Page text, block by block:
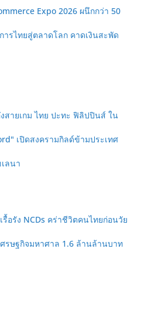
Expo 2026 ผนึกกว่า 50
รไทยสู่ตลาดโลก คาดเงินสะพัด
สายเกม ไทย ปะทะ ฟิลิปปินส์ ใน
เปิดสงครามกิลด์ข้ามประเทศ
ลนา
รื้อรัง NCDs คร่าชีวิตคนไทยก่อนวัย
รษฐกิจมหาศาล 1.6 ล้านล้านบาท